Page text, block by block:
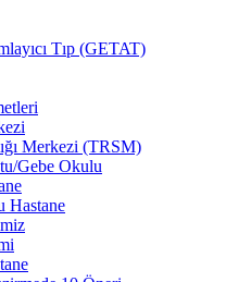
Tıp (GETAT)
Merkezi (TRSM)
Gebe Okulu
Hastane